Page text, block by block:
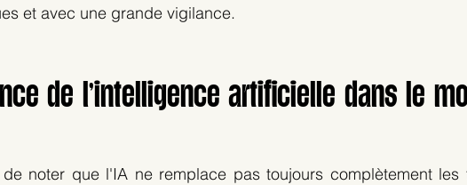
et avec une grande vigilance.
de l’intelligence artificielle dans le
noter que l'IA ne remplace pas toujours complètement les